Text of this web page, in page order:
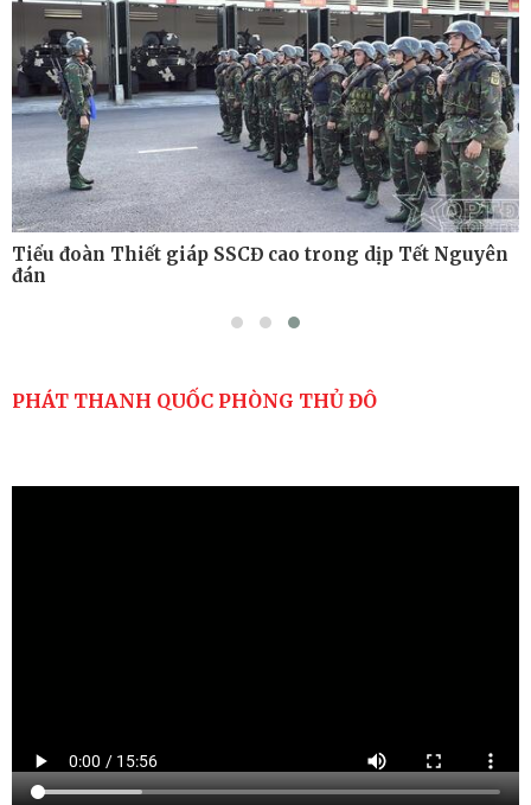
Nơi sinh viên rèn ý trí, luyện kỹ năng
Tiểu đoàn Thiết giáp SSCĐ cao trong dịp Tết Nguyên
đán
PHÁT THANH QUỐC PHÒNG THỦ ĐÔ